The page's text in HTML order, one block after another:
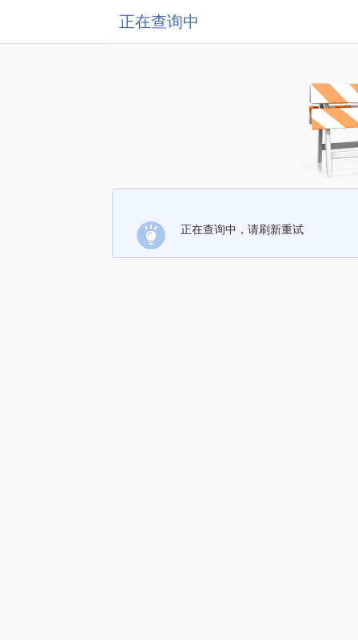
正在查询中
正在查询中，请刷新重试